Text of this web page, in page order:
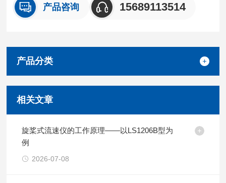
产品咨询 15689113514
产品分类
相关文章
旋桨式流速仪的工作原理——以LS1206B型为
例
2026-07-08